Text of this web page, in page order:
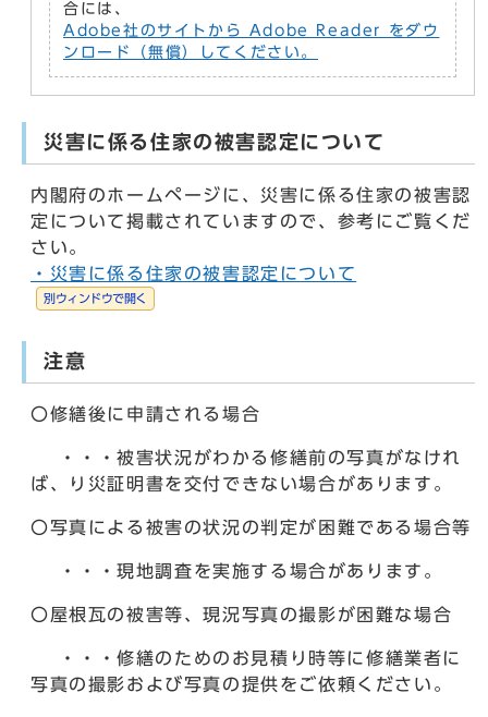
合には、
Adobe社のサイトから Adobe Reader をダウ
ンロード（無償）してください。
災害に係る住家の被害認定について
内閣府のホームページに、災害に係る住家の被害認
定について掲載されていますので、参考にご覧くだ
さい。
・災害に係る住家の被害認定について
別ウィンドウで開く
注意
〇修繕後に申請される場合
・・・被害状況がわかる修繕前の写真がなけれ
ば、り災証明書を交付できない場合があります。
〇写真による被害の状況の判定が困難である場合等
・・・現地調査を実施する場合があります。
〇屋根瓦の被害等、現況写真の撮影が困難な場合
・・・修繕のためのお見積り時等に修繕業者に
写真の撮影および写真の提供をご依頼ください。